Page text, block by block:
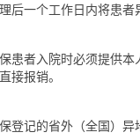
后一个工作日内将患
患者入院时必须提供
接报销。
登记的省外（全国）